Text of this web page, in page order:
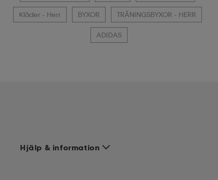
Kläder - Herr BYXOR TRÄNINGSBYXOR - HERR
ADIDAS
Hjälp & information